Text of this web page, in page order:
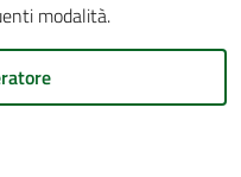
modalità.